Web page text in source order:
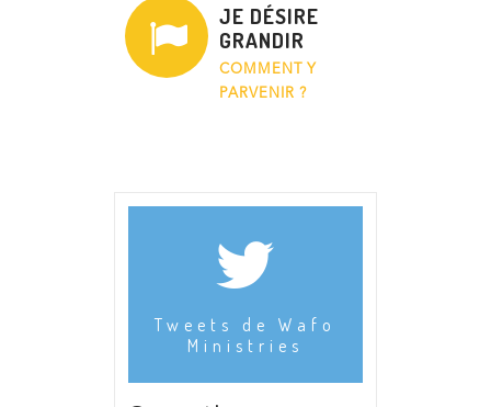
JE DÉSIRE
GRANDIR
COMMENT Y
PARVENIR ?
Tweets de Wafo
Ministries